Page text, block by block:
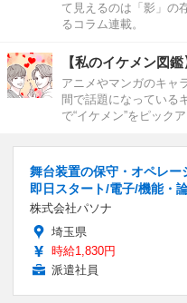
て見えるのは「影」の
るコラム連載。
【私のイケメン図鑑
アニメやマンガのキャ
間で話題になっている
で“イケメン”をピック
舞台装置の保守・オペレ
即日スタート/電子/機能・
株式会社パソナ
埼玉県
時給1,830円
派遣社員